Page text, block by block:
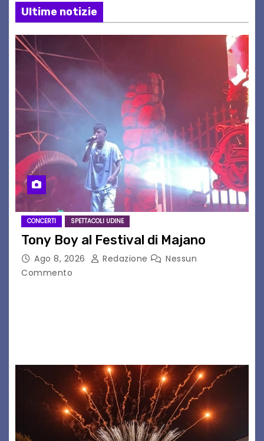
Ultime notizie
CONCERTI SPETTACOLI UDINE
Tony Boy al Festival di Majano
Ago 8, 2026 Redazione
Nessun
Commento